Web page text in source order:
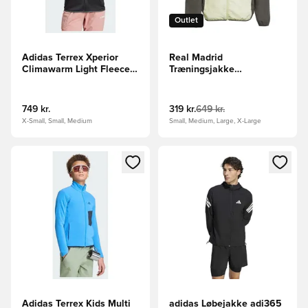
Adidas Terrex Xperior
Climawarm Light Fleece
749 kr.
X-Small, Small, Medium
Outlet
Real Madrid
Træningsjakke
319 kr.649 kr.
Small, Medium, Large, X-Large
Åbner en Modal til at logge ind eller tilmelde dig som
Adidas Terrex Kids Multi
Åbner en Modal til at logge
adidas Løbejakke adi365